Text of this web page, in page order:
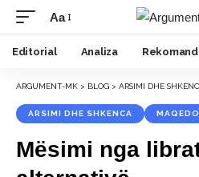
Font
Resizer
Aa
Editorial Analiza
ARGUMENT-MK > BLOG > ARSIMI DHE
ARSIMI DHE SHKENCA
Mësimi nga